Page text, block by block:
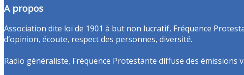
A propos
Association dite loi de 1901 à but non lucratif, Fréquence
d’opinion, écoute, respect des personnes, diversité.
Radio généraliste, Fréquence Protestante diffuse des